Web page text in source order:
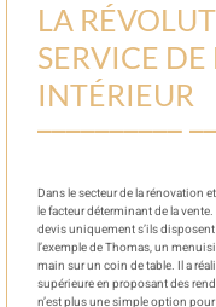
LA
SERVICE
INTÉRIEUR
Dans le secteur de la rénovation
le facteur déterminant de la
devis uniquement s’ils disposent
l’exemple de Thomas, un
main sur un coin de table. Il a
supérieure en proposant des
n’est plus une simple option